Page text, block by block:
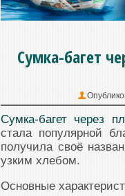
Сумка-багет
Сумка-багет через
стала популярной
получила своё
узким хлебом.
Основные